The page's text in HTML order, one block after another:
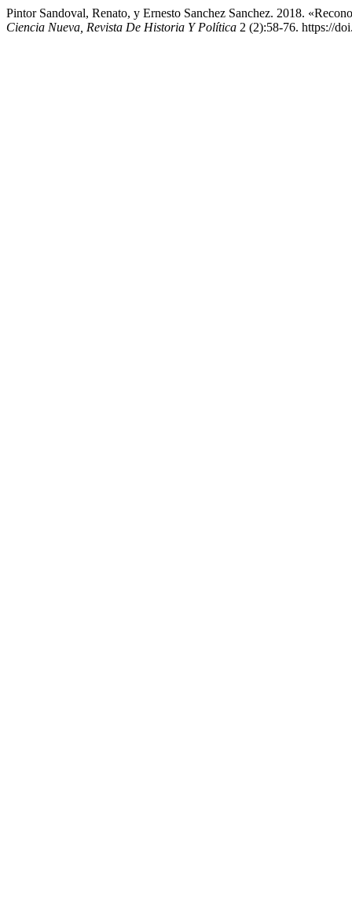
Pintor Sandoval, Renato, y Ernesto Sanchez Sanchez. 2018.
Ciencia Nueva, Revista De Historia Y Política 2 (2):58-76. https://